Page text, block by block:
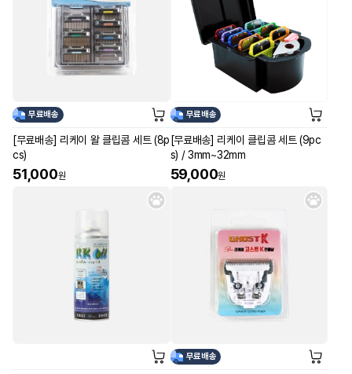
무료배송
[무료배송] 리케이 왈 클립콤 세트 (8p
cs)
51,000원
무료배송
[무료배송] 리케이 클립콤 세트 (9pc
s) / 3mm~32mm
59,000원
무료배송